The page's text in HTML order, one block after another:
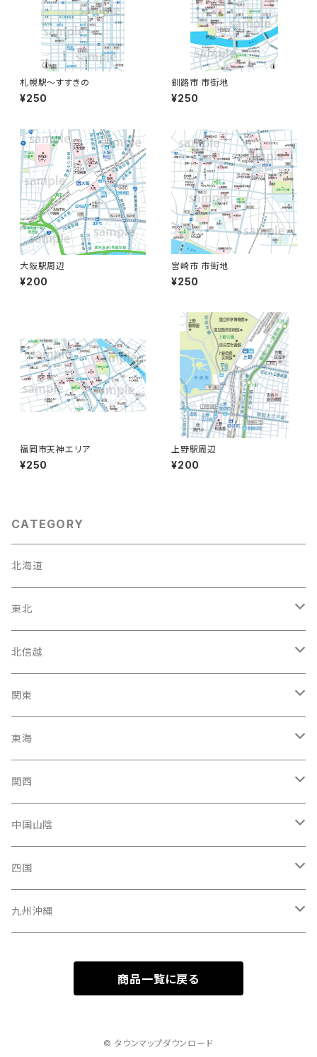
札幌駅〜すすきの
¥250
釧路市 市街地
¥250
大阪駅周辺
¥200
宮崎市 市街地
¥250
福岡市天神エリア
¥250
上野駅周辺
¥200
CATEGORY
北海道
東北
宮城県
岩手県
福島県
青森県
秋田県
山形県
北信越
石川県
富山駅
新潟県
長野県
福井県
関東
東京都
神奈川県
千葉県
埼玉県
茨城県
東海
愛知県
静岡県
三重県
岐阜県
関西
大阪府
京都府
兵庫県
中国山陰
広島県
岡山県
四国
高知県
九州沖縄
商品一覧に戻る
© タウンマップダウンロード